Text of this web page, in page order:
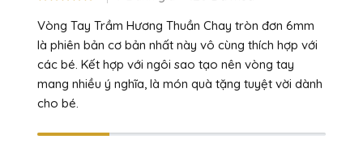
Vòng Tay Trầm Hương Thuần Chay tròn đơn 6mm
là phiên bản cơ bản nhất này vô cùng thích hợp với
các bé. Kết hợp với ngôi sao tạo nên vòng tay
mang nhiều ý nghĩa, là món quà tặng tuyệt vời dành
cho bé.